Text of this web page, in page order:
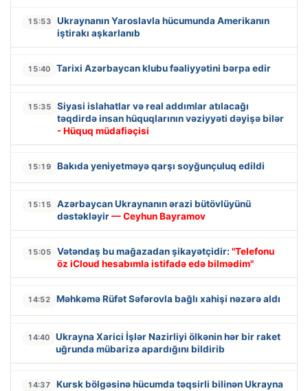
15:53
Ukraynanın Yaroslavla hücumunda Amerikanın
iştirakı aşkarlanıb
15:40 Tarixi Azərbaycan klubu fəaliyyətini bərpa edir
15:35
Siyasi islahatlar və real addımlar atılacağı
təqdirdə insan hüquqlarının vəziyyəti dəyişə bilər
- Hüquq müdafiəçisi
15:19 Bakıda yeniyetməyə qarşı soyğunçuluq edildi
15:15
Azərbaycan Ukraynanın ərazi bütövlüyünü
dəstəkləyir— Ceyhun Bayramov
15:05 Vətəndaş bu mağazadan şikayətçidir: "Telefonu
öz iCloud hesabımla istifadə edə bilmədim"
14:52 Məhkəmə Rüfət Səfərovla bağlı xahişi nəzərə aldı
14:40
Ukrayna Xarici İşlər Nazirliyi ölkənin hər bir raket
uğrunda mübarizə apardığını bildirib
14:37
Kursk bölgəsinə hücumda təqsirli bilinən Ukrayna